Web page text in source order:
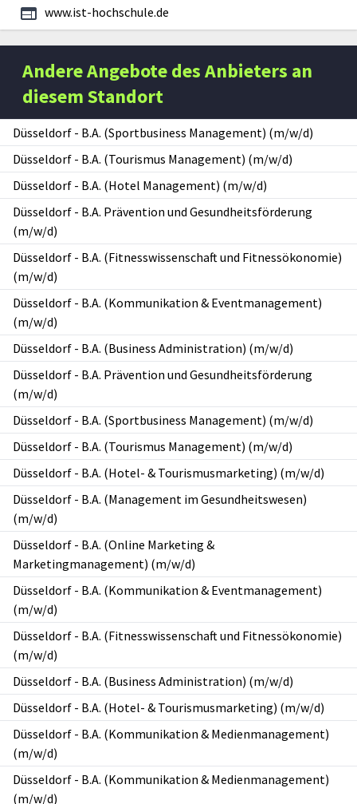
www.ist-hochschule.de
Andere Angebote des Anbieters an
diesem Standort
Düsseldorf - B.A. (Sportbusiness Management) (m/w/d)
Düsseldorf - B.A. (Tourismus Management) (m/w/d)
Düsseldorf - B.A. (Hotel Management) (m/w/d)
Düsseldorf - B.A. Prävention und Gesundheitsförderung
(m/w/d)
Düsseldorf - B.A. (Fitnesswissenschaft und Fitnessökonomie)
(m/w/d)
Düsseldorf - B.A. (Kommunikation & Eventmanagement)
(m/w/d)
Düsseldorf - B.A. (Business Administration) (m/w/d)
Düsseldorf - B.A. Prävention und Gesundheitsförderung
(m/w/d)
Düsseldorf - B.A. (Sportbusiness Management) (m/w/d)
Düsseldorf - B.A. (Tourismus Management) (m/w/d)
Düsseldorf - B.A. (Hotel- & Tourismusmarketing) (m/w/d)
Düsseldorf - B.A. (Management im Gesundheitswesen)
(m/w/d)
Düsseldorf - B.A. (Online Marketing &
Marketingmanagement) (m/w/d)
Düsseldorf - B.A. (Kommunikation & Eventmanagement)
(m/w/d)
Düsseldorf - B.A. (Fitnesswissenschaft und Fitnessökonomie)
(m/w/d)
Düsseldorf - B.A. (Business Administration) (m/w/d)
Düsseldorf - B.A. (Hotel- & Tourismusmarketing) (m/w/d)
Düsseldorf - B.A. (Kommunikation & Medienmanagement)
(m/w/d)
Düsseldorf - B.A. (Kommunikation & Medienmanagement)
(m/w/d)